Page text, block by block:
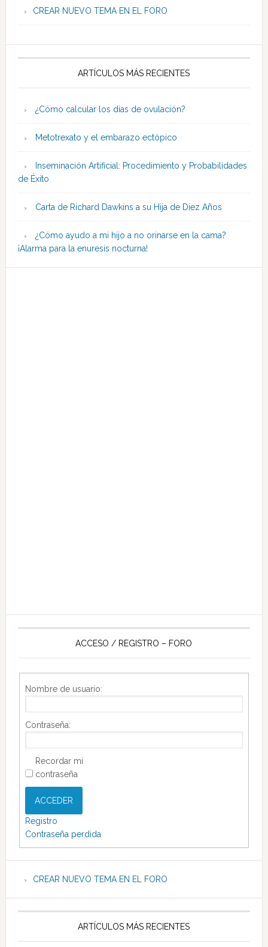
CREAR NUEVO TEMA EN EL FORO
ARTÍCULOS MÁS RECIENTES
¿Cómo calcular los días de ovulación?
Metotrexato y el embarazo ectópico
Inseminación Artificial: Procedimiento y Probabilidades
de Éxito
Carta de Richard Dawkins a su Hija de Diez Años
¿Cómo ayudo a mi hijo a no orinarse en la cama?
¡Alarma para la enuresis nocturna!
ACCESO / REGISTRO – FORO
Nombre de usuario:
Contraseña:
Recordar mi
contraseña
ACCEDER
Registro
Contraseña perdida
CREAR NUEVO TEMA EN EL FORO
ARTÍCULOS MÁS RECIENTES